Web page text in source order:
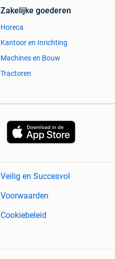
Zakelijke goederen
Horeca
Kantoor en Inrichting
Machines en Bouw
Tractoren
Veilig en Succesvol
Voorwaarden
Cookiebeleid